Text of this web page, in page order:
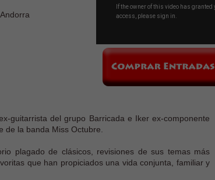
guitarrista del grupo Barricada e Iker ex-componente
de la banda Miss Octubre.
plagado de clásicos, revisiones de sus temas más
que han propiciados una vida conjunta, familiar y